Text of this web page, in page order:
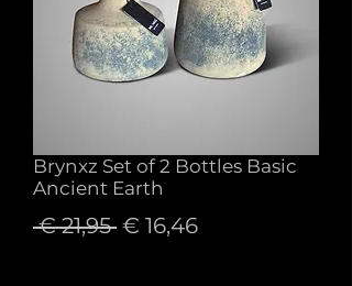
Brynxz Set of 2 Bottles Basic
Ancient Earth
€ 21,95 Normale
€ 16,46Verkoopprijs